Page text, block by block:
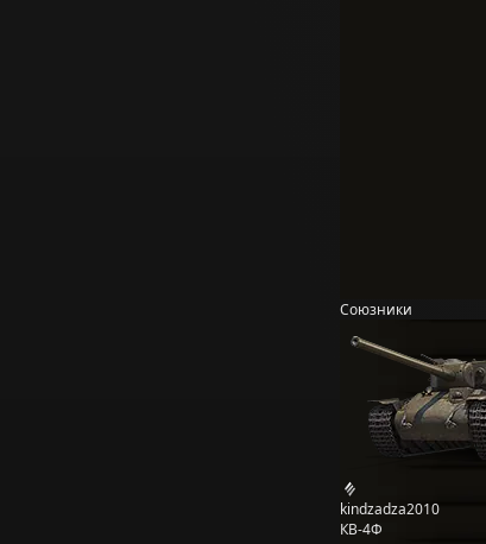
Союзники
kindzadza2010
КВ-4Ф